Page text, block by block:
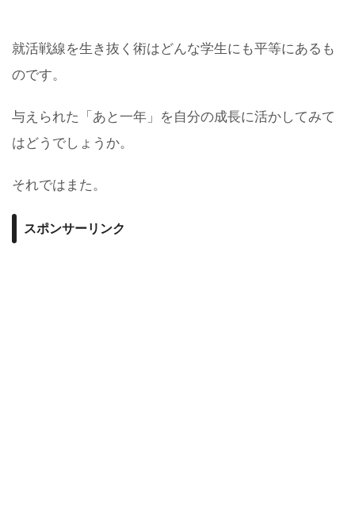
就活戦線を生き抜く術はどんな学生にも平等にあるも
のです。
与えられた「あと一年」を自分の成長に活かしてみて
はどうでしょうか。
それではまた。
スポンサーリンク